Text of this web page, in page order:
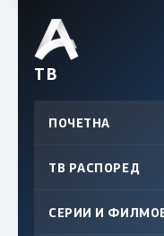
ТВ
ПОЧЕТНА
ТВ РАСПОРЕД
СЕРИИ И